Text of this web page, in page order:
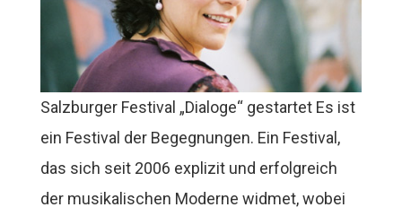
Salzburger Festival „Dialoge“ gestartet Es ist
ein Festival der Begegnungen. Ein Festival,
das sich seit 2006 explizit und erfolgreich
der musikalischen Moderne widmet, wobei